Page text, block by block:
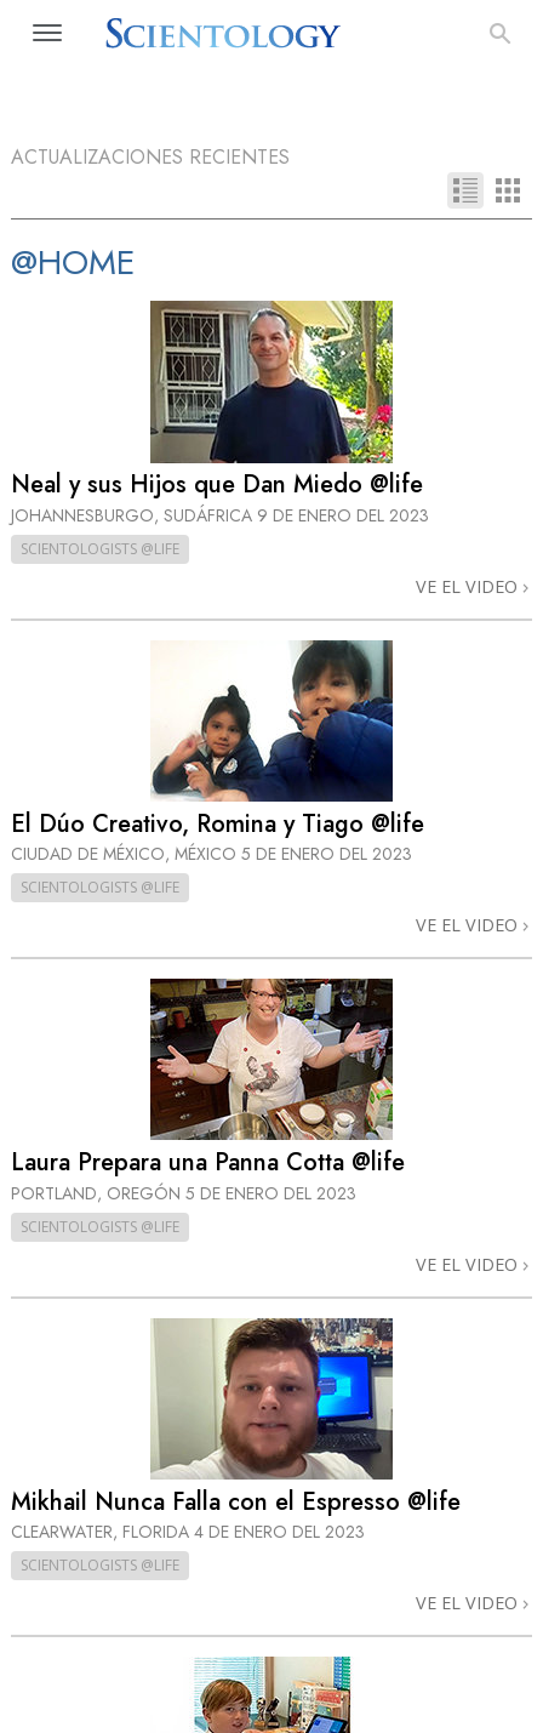
ACTUALIZACIONES RECIENTES
@HOME
Neal y sus Hijos que Dan Miedo @life
JOHANNESBURGO, SUDÁFRICA 9 DE ENERO DEL 2023
SCIENTOLOGISTS @LIFE
VE EL VIDEO
El Dúo Creativo, Romina y Tiago @life
CIUDAD DE MÉXICO, MÉXICO 5 DE ENERO DEL 2023
SCIENTOLOGISTS @LIFE
VE EL VIDEO
Laura Prepara una Panna Cotta @life
PORTLAND, OREGÓN 5 DE ENERO DEL 2023
SCIENTOLOGISTS @LIFE
VE EL VIDEO
Mikhail Nunca Falla con el Espresso @life
CLEARWATER, FLORIDA 4 DE ENERO DEL 2023
SCIENTOLOGISTS @LIFE
VE EL VIDEO